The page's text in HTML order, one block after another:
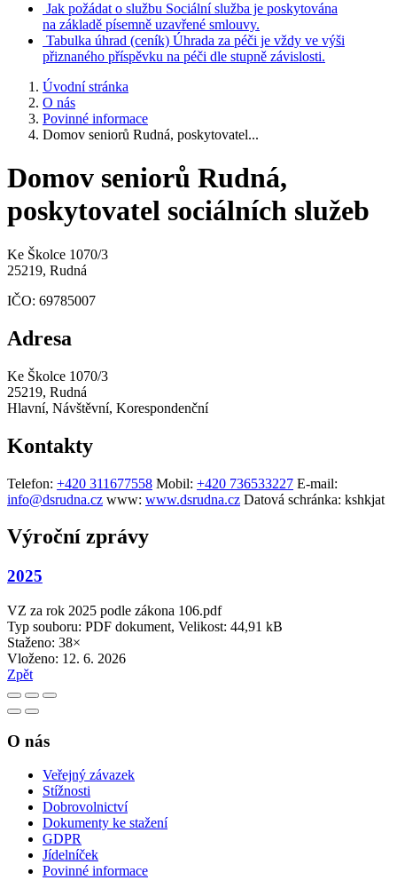
Jak požádat o službu Sociální služba je poskytována
na základě písemně uzavřené smlouvy.
Tabulka úhrad (ceník) Úhrada za péči je vždy ve výši
přiznaného příspěvku na péči dle stupně závislosti.
Úvodní stránka
O nás
Povinné informace
Domov seniorů Rudná, poskytovatel...
Domov seniorů Rudná,
poskytovatel sociálních služeb
Ke Školce 1070/3
25219, Rudná
IČO: 69785007
Adresa
Ke Školce 1070/3
25219, Rudná
Hlavní, Návštěvní, Korespondenční
Kontakty
Telefon: +420 311677558 Mobil: +420 736533227 E-mail:
info@dsrudna.cz www: www.dsrudna.cz Datová schránka: kshkjat
Výroční zprávy
2025
VZ za rok 2025 podle zákona 106.pdf
Typ souboru: PDF dokument, Velikost: 44,91 kB
Staženo: 38×
Vloženo: 12. 6. 2026
Zpět
O nás
Veřejný závazek
Stížnosti
Dobrovolnictví
Dokumenty ke stažení
GDPR
Jídelníček
Povinné informace